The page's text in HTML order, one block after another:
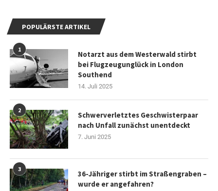
POPULÄRSTE ARTIKEL
1
Notarzt aus dem Westerwald stirbt
bei Flugzeugunglück in London
Southend
14. Juli 2025
2
Schwerverletztes Geschwisterpaar
nach Unfall zunächst unentdeckt
7. Juni 2025
3
36-Jähriger stirbt im Straßengraben –
wurde er angefahren?